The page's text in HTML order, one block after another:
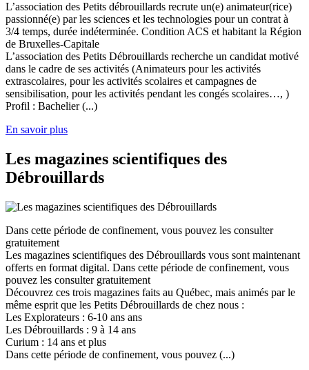
L’association des Petits débrouillards recrute un(e) animateur(rice)
passionné(e) par les sciences et les technologies pour un contrat à
3/4 temps, durée indéterminée. Condition ACS et habitant la Région
de Bruxelles-Capitale
L’association des Petits Débrouillards recherche un candidat motivé
dans le cadre de ses activités (Animateurs pour les activités
extrascolaires, pour les activités scolaires et campagnes de
sensibilisation, pour les activités pendant les congés scolaires…, )
Profil : Bachelier (...)
En savoir plus
Les magazines scientifiques des
Débrouillards
Dans cette période de confinement, vous pouvez les consulter
gratuitement
Les magazines scientifiques des Débrouillards vous sont maintenant
offerts en format digital. Dans cette période de confinement, vous
pouvez les consulter gratuitement
Découvrez ces trois magazines faits au Québec, mais animés par le
même esprit que les Petits Débrouillards de chez nous :
Les Explorateurs : 6-10 ans ans
Les Débrouillards : 9 à 14 ans
Curium : 14 ans et plus
Dans cette période de confinement, vous pouvez (...)